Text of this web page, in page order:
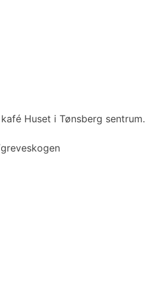
Huset i Tønsberg sentrum.